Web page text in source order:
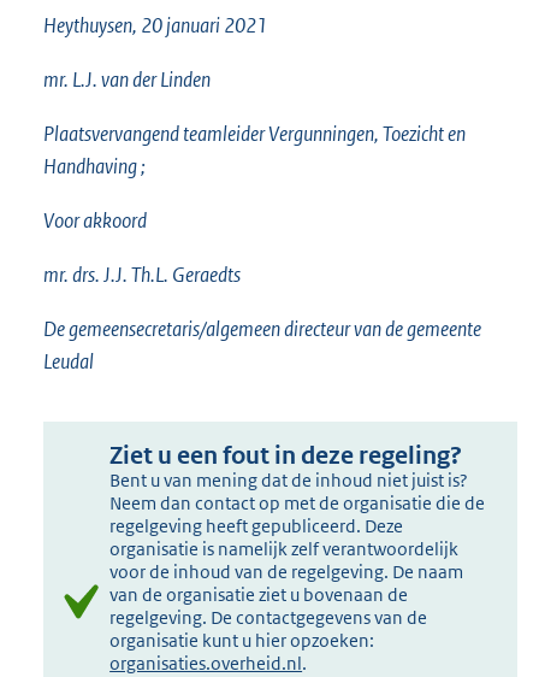
Heythuysen, 20 januari 2021
mr. L.J. van der Linden
Plaatsvervangend teamleiderVergunningen, Toezicht en
Handhaving;
Voor akkoord
mr. drs. J.J. Th.L. Geraedts
De gemeensecretaris/algemeen directeur van de gemeente
Leudal
Ziet u een fout in deze regeling?
Bent u van mening dat de inhoud niet juist is?
Neem dan contact op met de organisatie die de
regelgeving heeft gepubliceerd. Deze
organisatie is namelijk zelf verantwoordelijk
voor de inhoud van de regelgeving. De naam
van de organisatie ziet u bovenaan de
regelgeving. De contactgegevens van de
organisatie kunt u hier opzoeken:
organisaties.overheid.nl.